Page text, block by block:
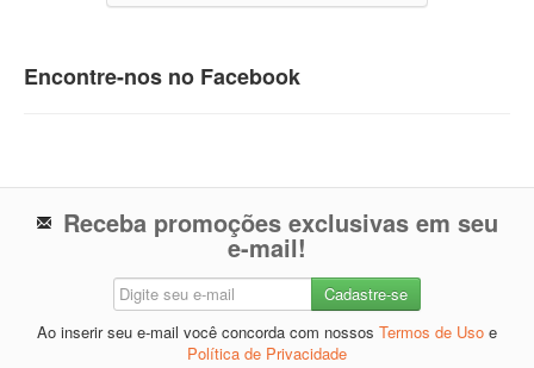
Encontre-nos no Facebook
Receba promoções exclusivas em seu
e-mail!
Ao inserir seu e-mail você concorda com nossos Termos de Uso e
Política de Privacidade